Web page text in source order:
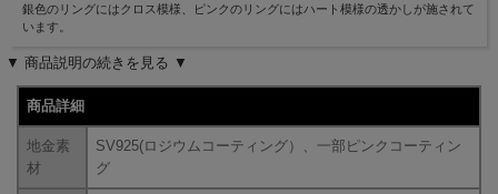
銀色のリングにはクロス模様、ピンクのリングにはハート模様の透かしが施されて
います。
▼ 商品説明の続きを見る ▼
商品詳細
地金素
材
SV925(ロジウムコーティング）、一部ピンクコーティン
グ